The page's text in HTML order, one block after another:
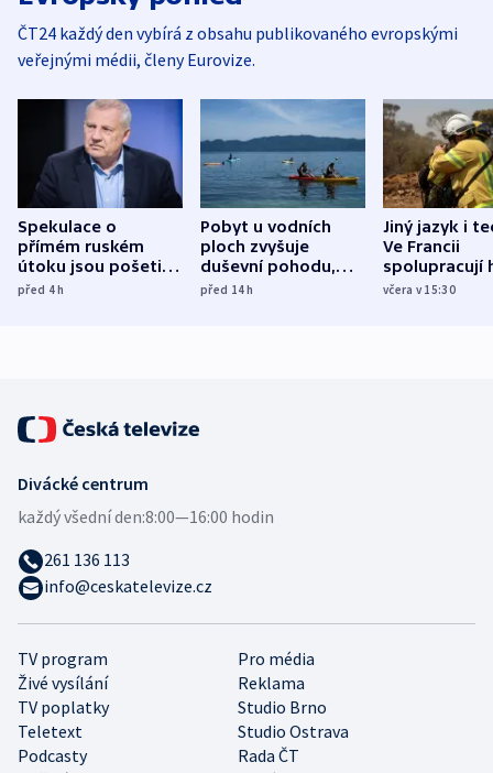
ČT24 každý den vybírá z obsahu publikovaného evropskými
veřejnými médii, členy Eurovize.
Spekulace o
přímém ruském
útoku jsou pošetilé,
míní estonský
před 4h
Pobyt u vodních
ploch zvyšuje
duševní pohodu,
ukázala
před 14h
Jiný jazyk i
Ve Francii
spolupracují
různých zemí
včera v 15:30
TV program
Pro média
Živé vysílání
Reklama
TV poplatky
Studio Brno
Teletext
Studio Ostrava
Podcasty
Rada ČT
Divácké centrum
každý všední den:8:00—16:00 hodin
261 136 113
info@ceskatelevize.cz